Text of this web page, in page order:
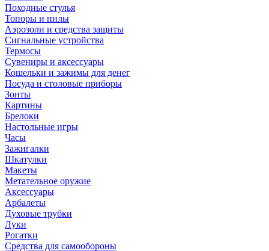
Походные стулья
Топоры и пилы
Аэрозоли и средства защиты
Сигнальные устройства
Термосы
Сувениры и аксессуары
Кошельки и зажимы для денег
Посуда и столовые приборы
Зонты
Картины
Брелоки
Настольные игры
Часы
Зажигалки
Шкатулки
Макеты
Метательное оружие
Аксессуары
Арбалеты
Духовые трубки
Луки
Рогатки
Средства для самообороны